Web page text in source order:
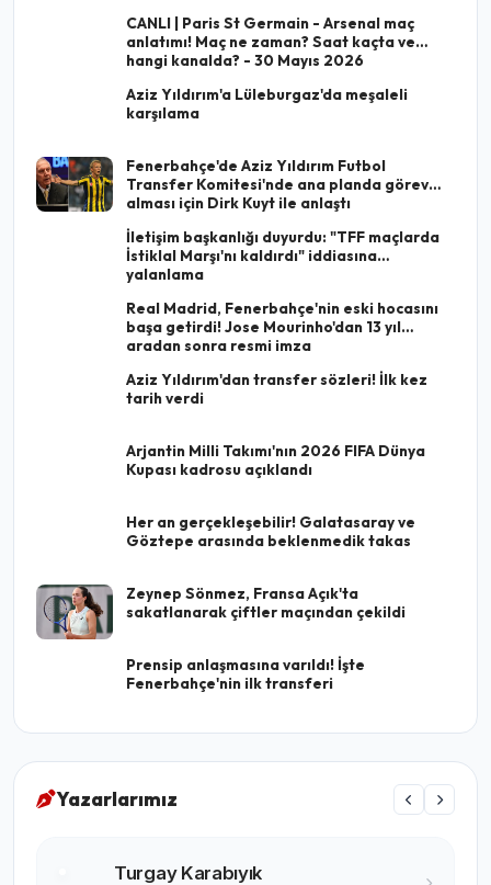
CANLI | Paris St Germain - Arsenal maç
anlatımı! Maç ne zaman? Saat kaçta ve
hangi kanalda? - 30 Mayıs 2026
Aziz Yıldırım'a Lüleburgaz'da meşaleli
karşılama
Fenerbahçe'de Aziz Yıldırım Futbol
Transfer Komitesi'nde ana planda görev
alması için Dirk Kuyt ile anlaştı
İletişim başkanlığı duyurdu: "TFF maçlarda
İstiklal Marşı'nı kaldırdı" iddiasına
yalanlama
Real Madrid, Fenerbahçe'nin eski hocasını
başa getirdi! Jose Mourinho'dan 13 yıl
aradan sonra resmi imza
Aziz Yıldırım'dan transfer sözleri! İlk kez
tarih verdi
Arjantin Milli Takımı'nın 2026 FIFA Dünya
Kupası kadrosu açıklandı
Her an gerçekleşebilir! Galatasaray ve
Göztepe arasında beklenmedik takas
Zeynep Sönmez, Fransa Açık'ta
sakatlanarak çiftler maçından çekildi
Prensip anlaşmasına varıldı! İşte
Fenerbahçe'nin ilk transferi
Yazarlarımız
Turgay Karabıyık